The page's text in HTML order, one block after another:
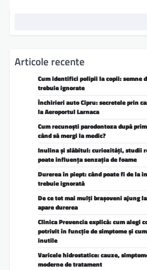
Articole recente
Cum identifici polipii la copii: semne
trebuie ignorate
Închirieri auto Cipru: secretele prin
la Aeroportul Larnaca
Cum recunoști parodontoza după
când să mergi la medic?
Inulina și slăbitul: curiozități, studii
poate influența senzația de foame
Durerea în piept: când poate fi de la
trebuie ignorată
De ce tot mai mulți brașoveni ajung
apare durerea
Clinica Prevencia explică: cum alegi
potrivit în funcție de simptome și
inutile
Varicele hidrostatice: cauze,
moderne de tratament